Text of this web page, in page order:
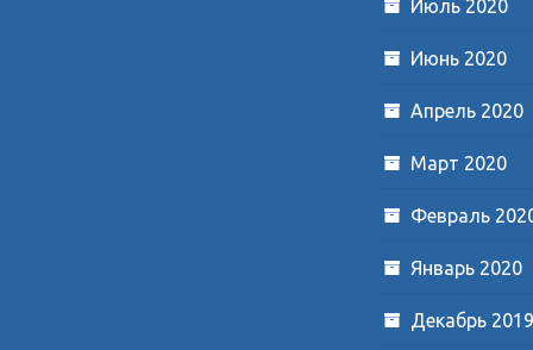
Июль 2020
Июнь 2020
Апрель 2020
Март 2020
Февраль
Январь 2020
Декабрь 2019